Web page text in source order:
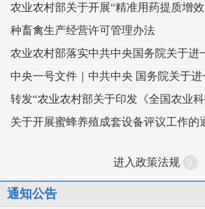
种畜禽生产经营许可管理办法
关于开展蜜蜂养殖成套设备评议工作的
进入政策法规
通知公告